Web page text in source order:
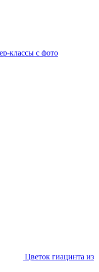
классы с фото
Цветок гиацинта из